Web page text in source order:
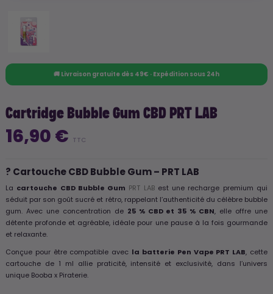
🚚 Livraison gratuite dès 49€ · Expédition sous 24h
Cartridge Bubble Gum CBD PRT LAB
16,90 € TTC
? Cartouche CBD Bubble Gum – PRT LAB
La cartouche CBD Bubble Gum PRT LABest une recharge premium qui
séduit par son goût sucré et rétro, rappelant l’authenticité du célèbre bubble
gum. Avec une concentration de 25 % CBD et 35 % CBN, elle offre une
détente profonde et agréable, idéale pour une pause à la fois gourmande
et relaxante.
Conçue pour être compatible avec la batterie Pen Vape PRT LAB, cette
cartouche de 1 ml allie praticité, intensité et exclusivité, dans l’univers
unique Booba x Piraterie.